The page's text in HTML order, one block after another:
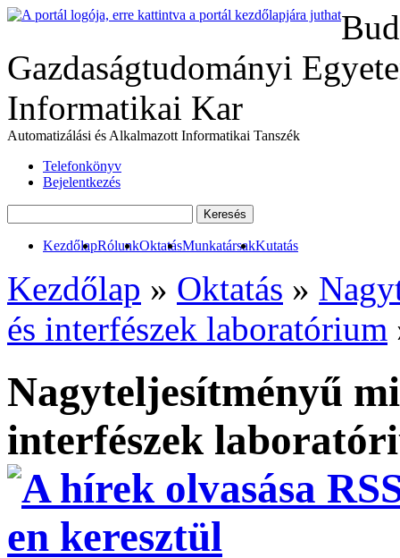
Gazdaságtudományi
Informatikai Kar
Automatizálási és Alkalmazott Informatikai Tanszék
Telefonkönyv
Bejelentkezés
KezdőlapRólunkOktatásMunkatársakKutatás
Kezdőlap » Oktatás »
és interfészek laboratórium
Nagyteljesítményű
interfészek